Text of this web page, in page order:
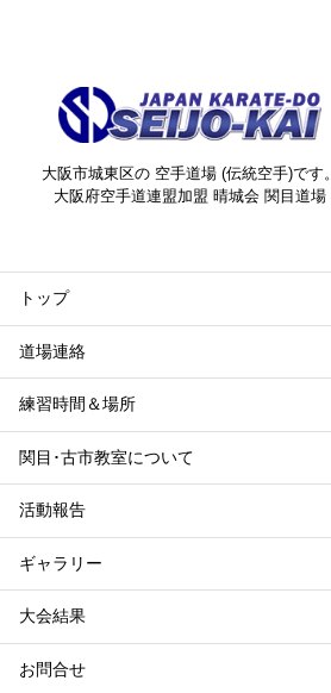
大阪市城東区の 空手道場 (伝統空手)です。
大阪府空手道連盟加盟 晴城会 関目道場
トップ
道場連絡
練習時間＆場所
関目･古市教室について
活動報告
ギャラリー
大会結果
お問合せ